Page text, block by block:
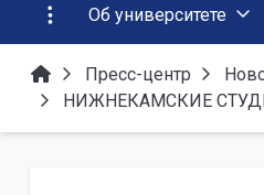
Об университете
Пресс-центр
НИЖНЕКАМСКИЕ